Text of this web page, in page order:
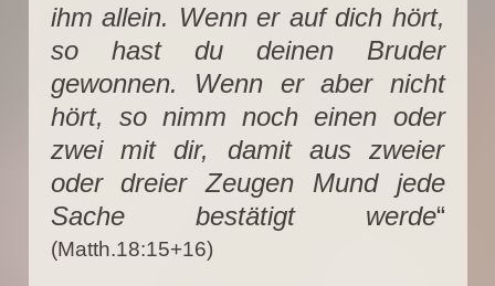
ihm allein. Wenn er auf dich hört,
so hast du deinen Bruder
gewonnen. Wenn er aber nicht
hört, so nimm noch einen oder
zwei mit dir, damit aus zweier
oder dreier Zeugen Mund jede
Sache bestätigt werde“
(Matth.18:15+16)